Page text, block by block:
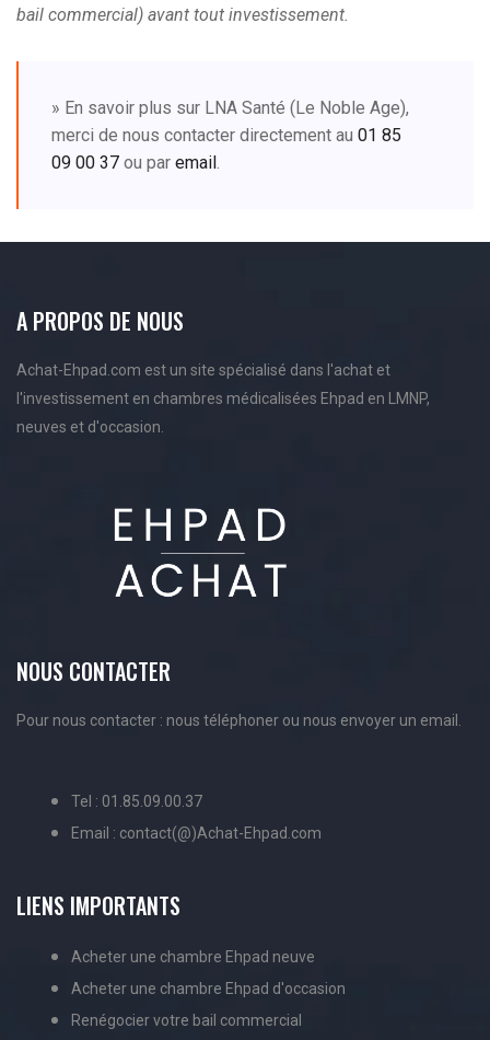
bail commercial) avant tout investissement.
» En savoir plus sur LNA Santé (Le Noble Age),
merci de nous contacter directement au 01 85
09 00 37 ou par email .
A PROPOS DE NOUS
Achat-Ehpad.com est un site spécialisé dans l'achat et
l'investissement en chambres médicalisées Ehpad en LMNP,
neuves et d'occasion.
NOUS CONTACTER
Pour nous contacter : nous téléphoner ou nous envoyer un email.
Tel : 01.85.09.00.37
Email : contact(@)Achat-Ehpad.com
LIENS IMPORTANTS
Acheter une chambre Ehpad neuve
Acheter une chambre Ehpad d'occasion
Renégocier votre bail commercial